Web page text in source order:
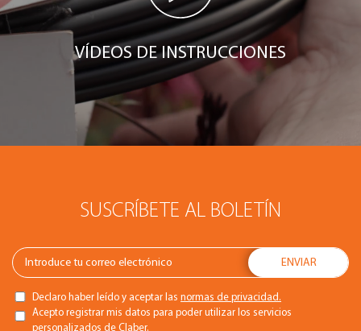
VÍDEOS DE INSTRUCCIONES
SUSCRÍBETE AL BOLETÍN
Declaro haber leído y aceptar las normas de privacidad.
Acepto registrar mis datos para poder utilizar los servicios
personalizados de Claber.